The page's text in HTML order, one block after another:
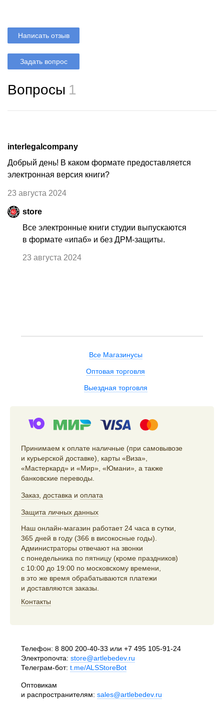
Написать отзыв
Задать вопрос
Вопросы 1
interlegalcompany
Добрый день! В каком формате предоставляется
электронная версия книги?
23 августа 2024
store
Все электронные книги студии выпускаются
в формате «ипаб» и без ДРМ-защиты.
23 августа 2024
Все Магазинусы
Оптовая торговля
Выездная торговля
Принимаем к оплате наличные (при самовывозе
и курьерской доставке), карты «Виза»,
«Мастеркард» и «Мир», «Юмани», а также
банковские переводы.
Заказ доставка и оплата
Защита личных данных
Наш онлайн-магазин работает 24 часа в сутки,
365 дней в году (366 в високосные годы).
Администраторы отвечают на звонки
с понедельника по пятницу (кроме праздников)
с 10:00 до 19:00 по московскому времени,
в это же время обрабатываются платежи
и доставляются заказы.
Контакты
Телефон: 8 800 200-40-33 или +7 495 105-91-24
Электропочта: store@artlebedev.ru
Телеграм-бот: t.me/ALSStoreBot
Оптовикам
и распространителям: sales@artlebedev.ru